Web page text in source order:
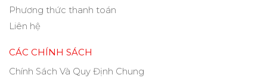
Phương thức thanh toán
Liên hệ
CÁC CHÍNH SÁCH
Chính Sách Và Quy Định Chung